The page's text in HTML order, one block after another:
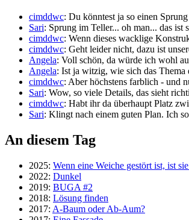
cimddwc: Du könntest ja so einen
Sari: Sprung im Teller... oh man... das ist
cimddwc: Wenn dieses wacklige
cimddwc: Geht leider nicht, dazu ist
Angela: Voll schön, da würde ich wohl
Angela: Ist ja witzig, wie sich das Thema
cimddwc: Aber höchstens farblich - und
Sari: Wow, so viele Details, das sieht
cimddwc: Habt ihr da überhaupt Platz
Sari: Klingt nach einem guten Plan. Ich
An diesem Tag
2025: Wenn eine Weiche gestört ist, ist
2022: Dunkel
2019: BUGA #2
2018: Lösung finden
2017: A-Baum oder Ab-Aum?